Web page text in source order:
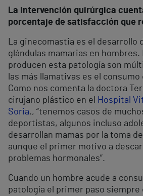
La intervención quirúrgica
porcentaje de satisfacción que
La ginecomastia es el desarrollo
glándulas mamarias en hombres.
producen esta patología son
las más llamativas es el
Como nos comenta la doctora
cirujano plástico en el
Hospital
Soria., “tenemos casos de
deportistas, algunos incluso
desarrollan mamas por la toma
aunque el primer motivo a
problemas hormonales”.
Cuando un hombre acude a
patología el primer paso siempre